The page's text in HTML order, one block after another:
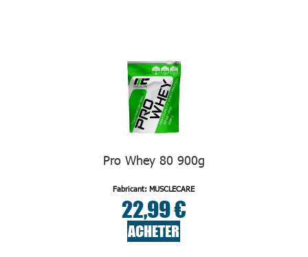
Pro Whey 80 900g
Fabricant: MUSCLECARE
22,99 €
ACHETER